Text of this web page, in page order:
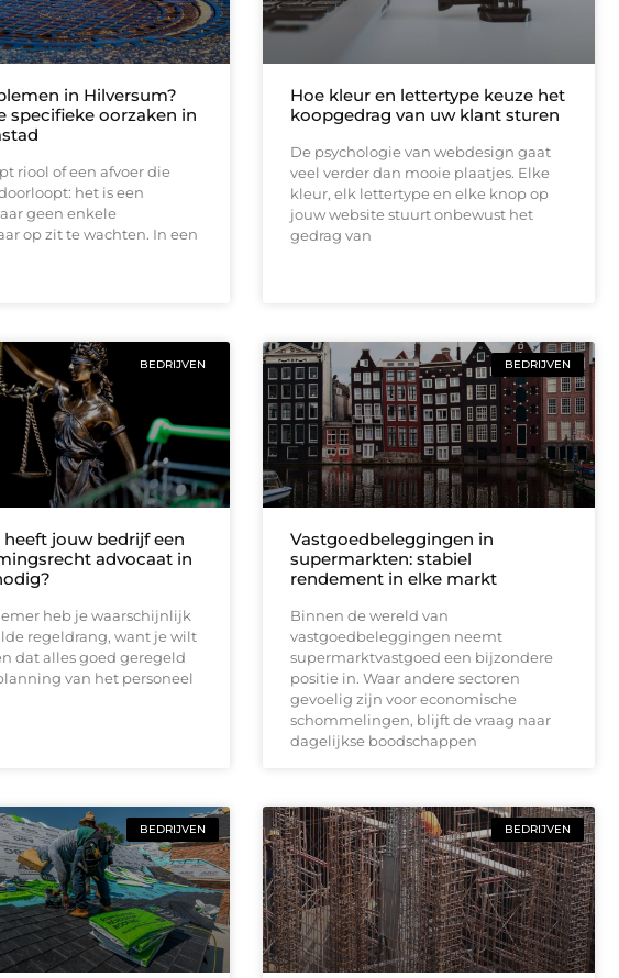
in Hilversum?
specifieke oorzaken in
riool of een afvoer die
het is een
geen enkele
op zit te wachten. In een
Hoe kleur en lettertype keuze het
koopgedrag van uw klant sturen
De psychologie van webdesign gaat
veel verder dan mooie plaatjes. Elke
kleur, elk lettertype en elke knop op
jouw website stuurt onbewust het
gedrag van
BEDRIJVEN
heeft jouw bedrijf een
advocaat in
heb je waarschijnlijk
regeldrang, want je wilt
dat alles goed geregeld
van het personeel
BEDRIJVEN
Vastgoedbeleggingen in
supermarkten: stabiel
rendement in elke markt
Binnen de wereld van
vastgoedbeleggingen neemt
supermarktvastgoed een bijzondere
positie in. Waar andere sectoren
gevoelig zijn voor economische
schommelingen, blijft de vraag naar
dagelijkse boodschappen
BEDRIJVEN BEDRIJVEN